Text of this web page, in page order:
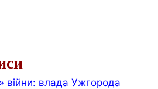
війни: влада Ужгорода